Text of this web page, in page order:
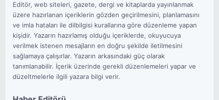
Editör, web siteleri, gazete, dergi ve kitaplarda yayınlanmak
üzere hazırlanan içeriklerin gözden geçirilmesini, planlamasını
ve imla hataları ile dilbilgisi kurallarına göre düzenleme yapan
kişidir. Yazarın hazırlamış olduğu içeriklerde, okuyucuya
verilmek istenen mesajların en doğru şekilde iletilmesini
sağlamaya çalışırlar. Yazarın arkasındaki güç olarak
tanımlanabilir. İçerik üzerinde gerekli düzenlemeleri yapar ve
düzeltmelerle ilgili yazara bilgi verir.